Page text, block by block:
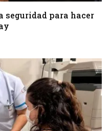
seguridad para hacer